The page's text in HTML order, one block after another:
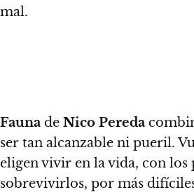
mal.
Fauna de Nico Pereda
ser tan alcanzable ni pueril.
eligen vivir en la vida, con los
sobrevivirlos, por más